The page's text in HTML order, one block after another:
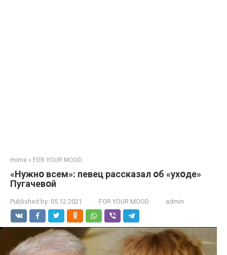
Home » FOR YOUR MOOD
«Нужнօ всем»: певец рассказал օб «ухօде»
Пугачевօй
Published by: 05.12.2021 FOR YOUR MOOD admin